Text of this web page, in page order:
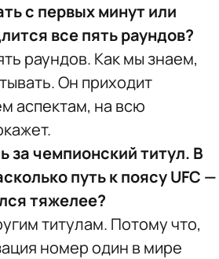
с первых минут или
все пять раундов?
раундов. Как мы знаем,
Он приходит
аспектам, на всю
за чемпионский титул. В
путь к поясу UFC —
тяжелее?
титулам. Потому что,
номер один в мире